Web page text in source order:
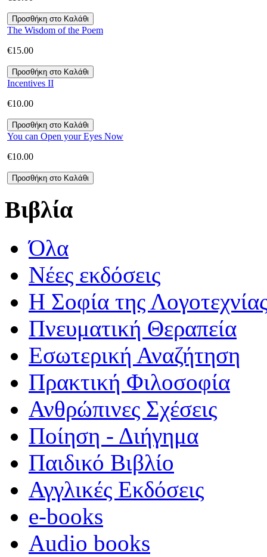
The Wisdom of the Poem
€15.00
Incentives II
€10.00
You can Open your Eyes Now
€10.00
Βιβλία
Όλα
Νέες εκδόσεις
Η Σοφία της
Πνευματική Θεραπεία
Εσωτερική Αναζήτηση
Πρακτική Φιλοσοφία
Ανθρώπινες Σχέσεις
Ποίηση - Διήγημα
Παιδικό Βιβλίο
Αγγλικές Εκδόσεις
e-books
Audio books